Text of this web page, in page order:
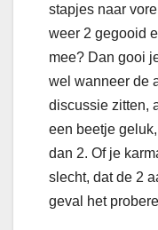
stapjes naar
weer 2 gegooid
mee? Dan gooi
wel wanneer de
discussie zitten,
een beetje
dan 2. Of je
slecht, dat de 2
geval het